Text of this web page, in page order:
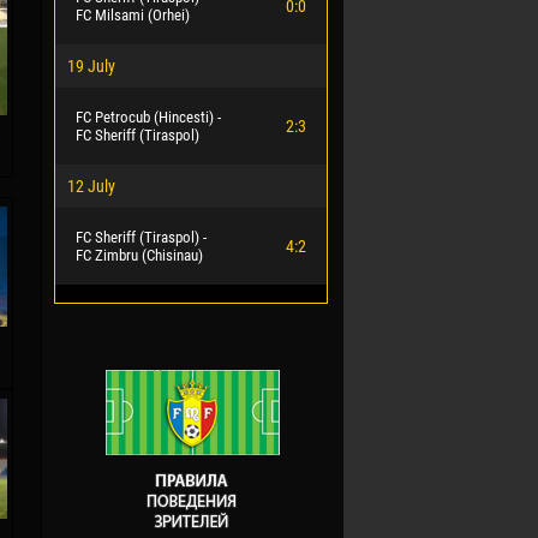
FC Milsami (Orhei)
0:0
19 July
FC Petrocub (Hincesti) -
FC Sheriff (Tiraspol)
2:3
12 July
FC Sheriff (Tiraspol) -
FC Zimbru (Chisinau)
4:2